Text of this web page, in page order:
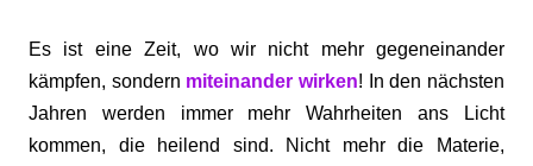
Es ist eine Zeit, wo wir nicht mehr gegeneinander
kämpfen, sondern miteinander wirken! In den nächsten
Jahren werden immer mehr Wahrheiten ans Licht
kommen, die heilend sind. Nicht mehr die Materie,